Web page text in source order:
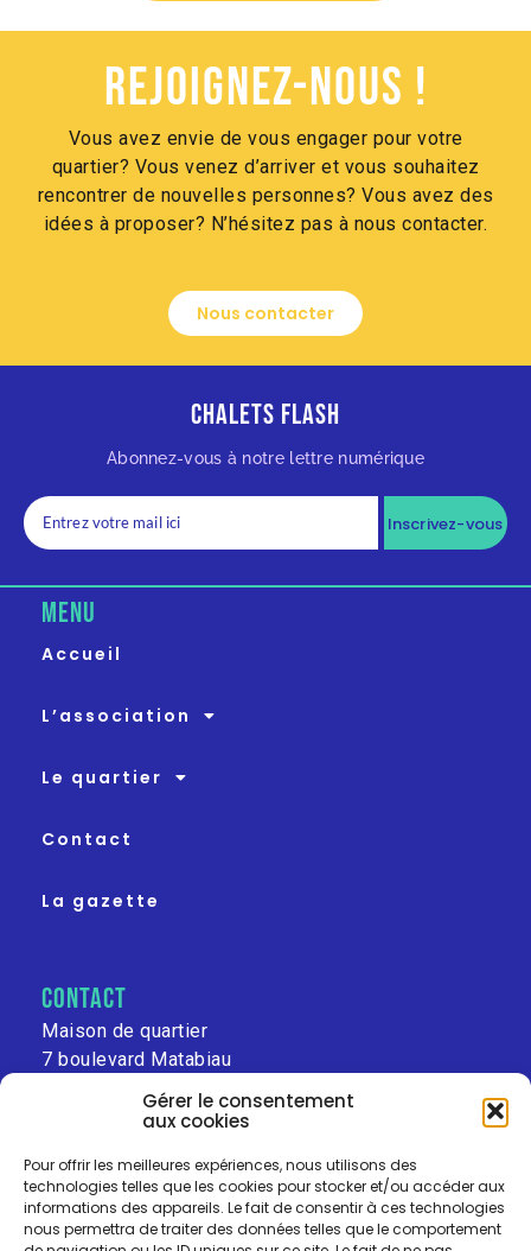
Gérer le consentement
aux cookies
Pour offrir les meilleures expériences, nous utilisons des
technologies telles que les cookies pour stocker et/ou accéder aux
informations des appareils. Le fait de consentir à ces technologies
nous permettra de traiter des données telles que le comportement
Rejoignez-nous !
Vous avez envie de vous engager pour votre
quartier? Vous venez d’arriver et vous souhaitez
rencontrer de nouvelles personnes? Vous avez des
idées à proposer? N’hésitez pas à nous contacter.
Nous contacter
Chalets Flash
Abonnez-vous à notre lettre numérique
Inscrivez-vous
MENU
Accueil
L’association
Le quartier
Contact
La gazette
contact
Maison de quartier
7 boulevard Matabiau
31000 Toulouse